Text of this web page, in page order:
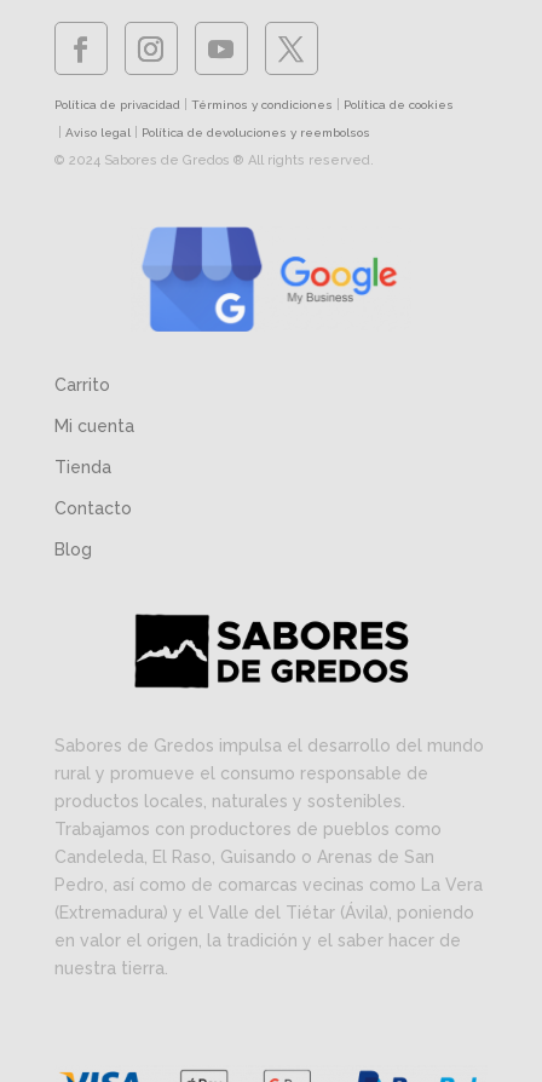
Política de privacidad Términos y condiciones Política de cookies
Aviso legal| Política de devoluciones y reembolsos
© 2024 Sabores de Gredos ® All rights reserved.
Carrito
Mi cuenta
Tienda
Contacto
Blog
Sabores de Gredos impulsa el desarrollo del mundo
rural y promueve el consumo responsable de
productos locales, naturales y sostenibles.
Trabajamos con productores de pueblos como
Candeleda, El Raso, Guisando o Arenas de San
Pedro, así como de comarcas vecinas como La Vera
(Extremadura) y el Valle del Tiétar (Ávila), poniendo
en valor el origen, la tradición y el saber hacer de
nuestra tierra.